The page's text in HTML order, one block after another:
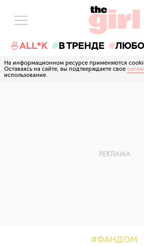
🍜ALL*K В ТРЕНДЕ
На информационном ресурсе применяются
Оставаясь на сайте, вы подтверждаете свое
использование.
ФАНДОМ